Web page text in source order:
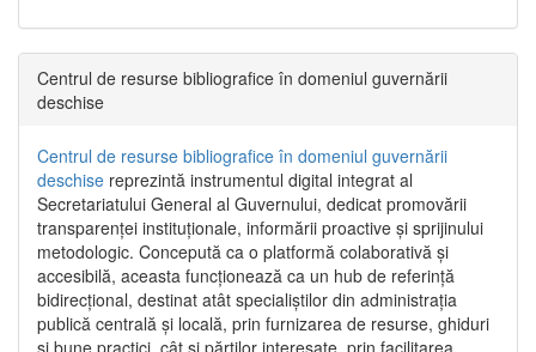
Centrul de resurse bibliografice în domeniul guvernării
deschise
Centrul de resurse bibliografice în domeniul guvernării
deschise reprezintă instrumentul digital integrat al
Secretariatului General al Guvernului, dedicat promovării
transparenței instituționale, informării proactive și sprijinului
metodologic. Concepută ca o platformă colaborativă și
accesibilă, aceasta funcționează ca un hub de referință
bidirecțional, destinat atât specialiștilor din administrația
publică centrală și locală, prin furnizarea de resurse, ghiduri
și bune practici, cât și părților interesate, prin facilitarea